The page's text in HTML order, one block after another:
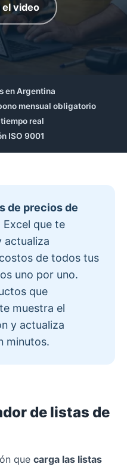
el video
en Argentina
mensual obligatorio
real
ISO 9001
de precios de
Excel que te
actualiza
de todos tus
uno por uno.
que
muestra el
y actualiza
minutos.
de listas de
que carga las listas